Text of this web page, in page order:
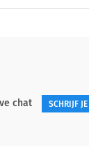
chat SCHRIJF